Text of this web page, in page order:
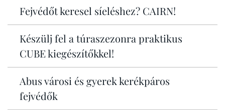
Fejvédőt keresel síeléshez? CAIRN!
Készülj fel a túraszezonra praktikus
CUBE kiegészítőkkel!
Abus városi és gyerek kerékpáros
fejvédők